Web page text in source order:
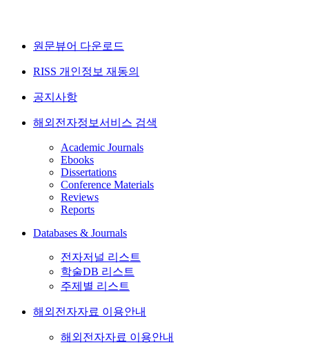
원문뷰어 다운로드
RISS 개인정보 재동의
공지사항
해외전자정보서비스 검색
Academic Journals
Ebooks
Dissertations
Conference Materials
Reviews
Reports
Databases & Journals
전자저널 리스트
학술DB 리스트
주제별 리스트
해외전자자료 이용안내
해외전자자료 이용안내